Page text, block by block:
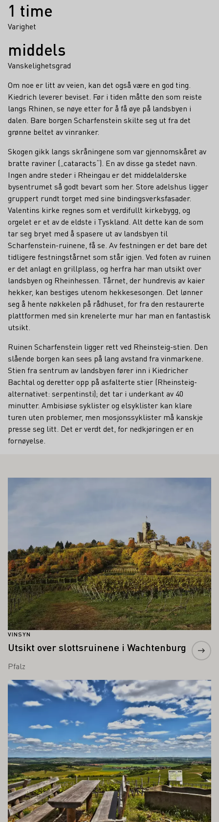
1 time
Varighet
middels
Vanskelighetsgrad
Om noe er litt av veien, kan det også være en god ting.
Kiedrich leverer beviset. Før i tiden måtte den som reiste
langs Rhinen, se nøye etter for å få øye på landsbyen i
dalen. Bare borgen Scharfenstein skilte seg ut fra det
grønne beltet av vinranker.
Skogen gikk langs skråningene som var gjennomskåret av
bratte raviner („cataracts“). En av disse ga stedet navn.
Ingen andre steder i Rheingau er det middelalderske
bysentrumet så godt bevart som her. Store adelshus ligger
gruppert rundt torget med sine bindingsverksfasader.
Valentins kirke regnes som et verdifullt kirkebygg, og
orgelet er et av de eldste i Tyskland. Alt dette kan de som
tar seg bryet med å spasere ut av landsbyen til
Scharfenstein-ruinene, få se. Av festningen er det bare det
tidligere festningstårnet som står igjen. Ved foten av ruinen
er det anlagt en grillplass, og herfra har man utsikt over
landsbyen og Rheinhessen. Tårnet, der hundrevis av kaier
hekker, kan bestiges utenom hekkesesongen. Det lønner
seg å hente nøkkelen på rådhuset, for fra den restaurerte
plattformen med sin krenelerte mur har man en fantastisk
utsikt.
Ruinen Scharfenstein ligger rett ved Rheinsteig-stien. Den
slående borgen kan sees på lang avstand fra vinmarkene.
Stien fra sentrum av landsbyen fører inn i Kiedricher
Bachtal og deretter opp på asfalterte stier (Rheinsteig-
alternativet: serpentinsti); det tar i underkant av 40
minutter. Ambisiøse syklister og elsyklister kan klare
turen uten problemer, men mosjonssyklister må kanskje
presse seg litt. Det er verdt det, for nedkjøringen er en
fornøyelse.
INTERESSERE DEG
VINSYN
Utsikt over slottsruinene i Wachtenburg
Pfalz
Lær mer om dette
Lær mer om dette